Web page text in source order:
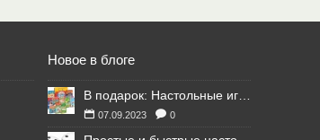
Новое в блоге
В подарок: Настольные игры для Ваших британских друзей
07.09.2023 0